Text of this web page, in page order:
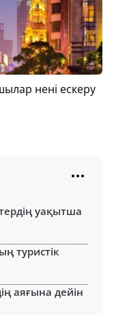
нені ескеру
уақытша
туристік
аяғына дейін